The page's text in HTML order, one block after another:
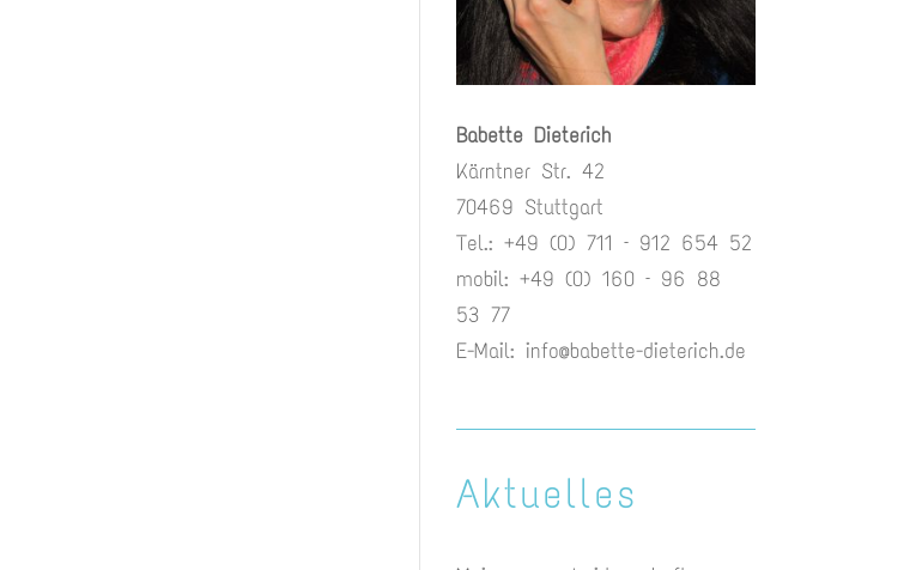
Babette Dieterich
Kärntner Str. 42
70469 Stuttgart
Tel.: +49 (0) 711 – 912 654 52
mobil: +49 (0) 160 – 96 88
53 77
E-Mail:info@babette-dieterich.de
Aktuelles